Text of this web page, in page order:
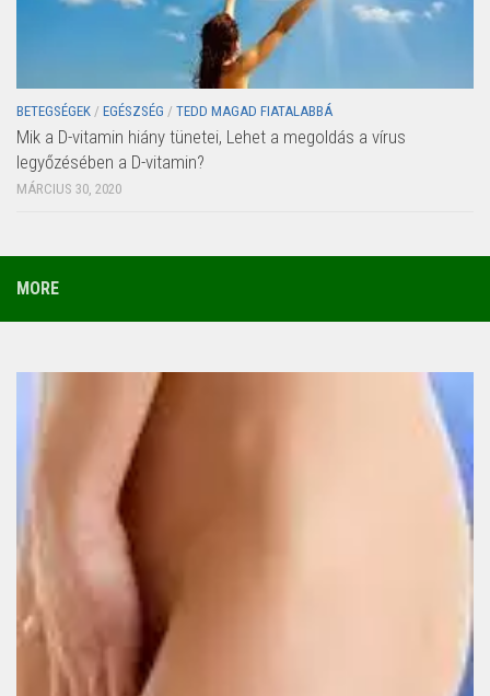
BETEGSÉGEK / EGÉSZSÉG / TEDD MAGAD FIATALABBÁ
Mik a D-vitamin hiány tünetei, Lehet a megoldás a vírus
legyőzésében a D-vitamin?
MÁRCIUS 30, 2020
MORE